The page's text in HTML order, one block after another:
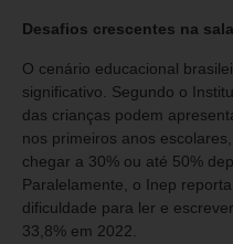
Desafios crescentes na
O cenário educacional
significativo. Segundo o
das crianças podem
nos primeiros anos
chegar a 30% ou até 50%
Paralelamente, o Inep
dificuldade para ler e
33,8% em 2022.